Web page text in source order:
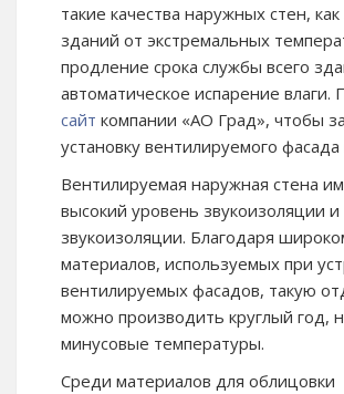
такие качества наружных стен,
зданий от экстремальных
продление срока службы всего
автоматическое испарение влаги.
сайт компании «АО Град», чтобы
установку вентилируемого
Вентилируемая наружная стена
высокий уровень звукоизоляции и
звукоизоляции. Благодаря
материалов, используемых при
вентилируемых фасадов, такую
можно производить круглый год,
минусовые температуры.
Среди материалов для облицовки